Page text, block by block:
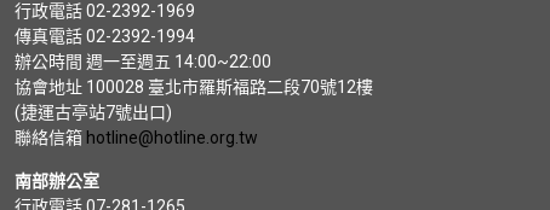
行政電話 02-2392-1969
傳真電話 02-2392-1994
辦公時間 週一至週五 14:00~22:00
協會地址 100028 臺北市羅斯福路二段70號12樓
(捷運古亭站7號出口)
聯絡信箱 hotline@hotline.org.tw
南部辦公室